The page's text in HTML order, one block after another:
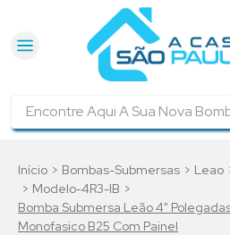
Bombas-Submersas Leao
Modelo-4R3-IB
Bomba Submersa Leão 4"
Monofasico B25 Com Painel